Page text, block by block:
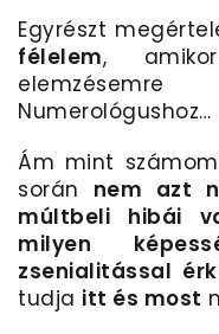
Egyrészt
félelem,
Numerológushoz…
Ám mint
során nem azt
múltbeli hibái
milyen
zsenialitással
tudja itt és most